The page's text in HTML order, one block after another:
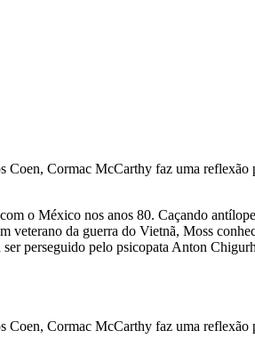
Cormac McCarthy faz uma
o México nos anos 80. Caçando
veterano da guerra do Vietnã, Moss
perseguido pelo psicopata Anton
Cormac McCarthy faz uma